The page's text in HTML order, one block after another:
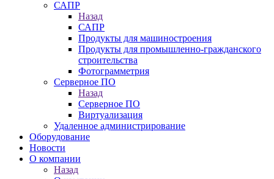
САПР
Назад
САПР
Продукты для машиностроения
Продукты для промышленно-гражданского
строительства
Фотограмметрия
Серверное ПО
Назад
Серверное ПО
Виртуализация
Удаленное администрирование
Оборудование
Новости
О компании
Назад